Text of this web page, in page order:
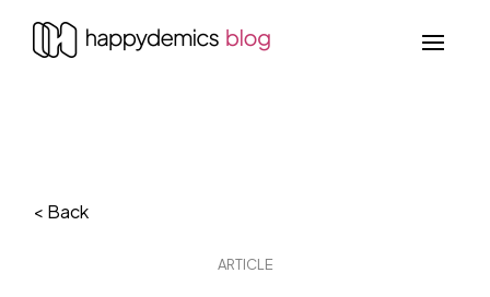
< Back
ARTICLE